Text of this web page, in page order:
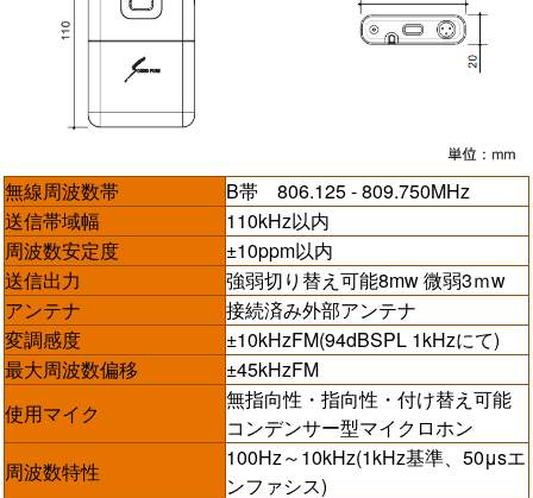
無線周波数帯
B帯 806.125 - 809.750MHz
送信帯域幅
110kHz以内
周波数安定度
±10ppm以内
送信出力
強弱切り替え可能8mw 微弱3ｍw
アンテナ
接続済み外部アンテナ
変調感度
±10kHzFM(94dBSPL 1kHzにて)
最大周波数偏移
±45kHzFM
使用マイク
無指向性・指向性・付け替え可能
コンデンサー型マイクロホン
周波数特性
100Hz～10kHz(1kHz基準、50μsエ
ンファシス)